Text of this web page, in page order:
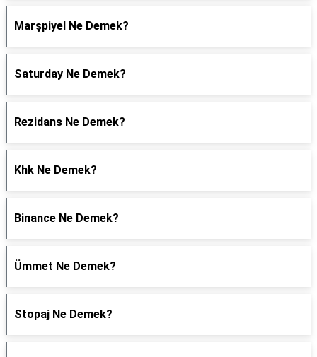
Marşpiyel Ne Demek?
Saturday Ne Demek?
Rezidans Ne Demek?
Khk Ne Demek?
Binance Ne Demek?
Ümmet Ne Demek?
Stopaj Ne Demek?